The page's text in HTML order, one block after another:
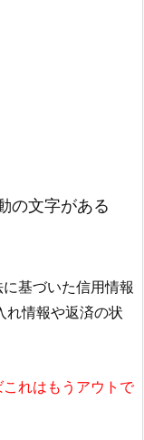
の文字がある
基づいた信用情報
れ情報や返済の状
これはもうアウトで